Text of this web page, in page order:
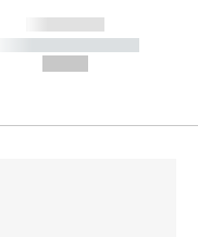
------------
----------- -----------